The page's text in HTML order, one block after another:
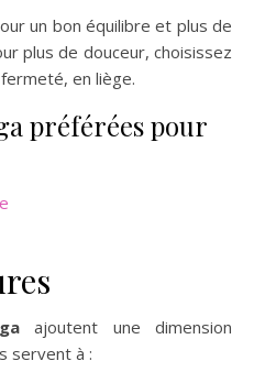
un bon équilibre et plus de
plus de douceur, choisissez
en liège.
préférées pour
ajoutent une dimension
servent à :